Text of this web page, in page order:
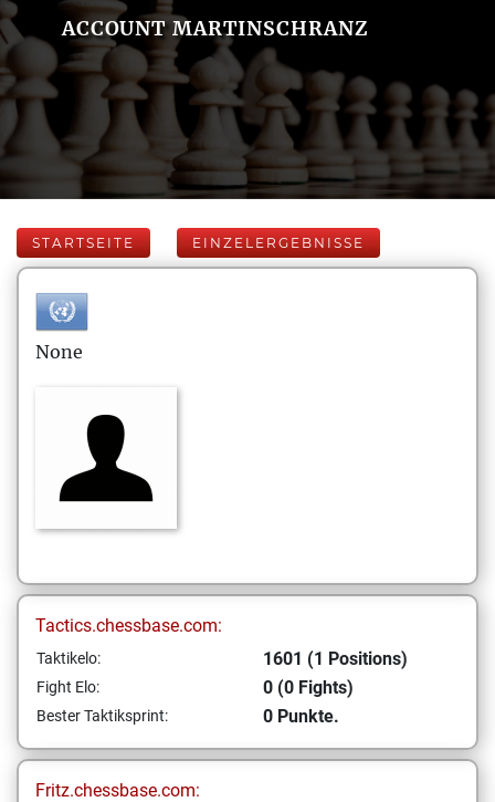
ACCOUNT MARTINSCHRANZ
STARTSEITE EINZELERGEBNISSE
None
Tactics.chessbase.com:
Taktikelo: 1601 (1 Positions)
Fight Elo: 0 (0 Fights)
Bester Taktiksprint: 0 Punkte.
Fritz.chessbase.com: